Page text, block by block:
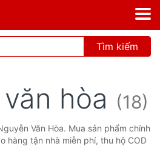
Tìm kiếm
hòa (18)
Văn Hòa. Mua sản phẩm chính
hàng tận nhà miễn phí, thu hộ COD